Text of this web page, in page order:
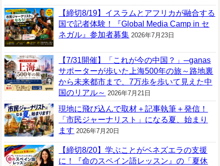
【締切8/19】イスラムとアフリカが融合する
国で記者体験！『Global Media Camp in セ
ネガル』参加者募集 2026年7月23日
【7/31開催】「これが今の中国？」─ganas
サポーターが歩いた上海500年の旅～路地裏
から未来都市まで、7万歩を歩いて見えた中
国のリアル～ 2026年7月21日
現地に飛び込んで取材＋記事執筆＋発信！
「市民ジャーナリスト」になる夏、始まり
ます 2026年7月20日
【締切8/20】学ぶことがベネズエラの支援
に！『命のスペイン語レッスン』の「夏休